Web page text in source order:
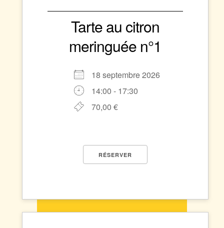
Tarte au citron
meringuée n°1
18 septembre 2026
14:00 - 17:30
70,00 €
RÉSERVER